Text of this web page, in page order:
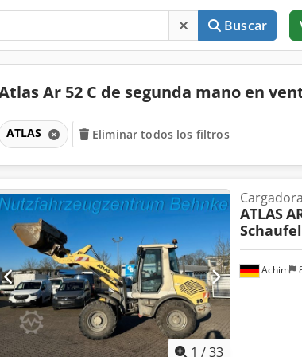
Buscar
Ar 52 C de segunda mano en
ATLAS Eliminar todos los filtros
1 /33
Achim
ATLAS